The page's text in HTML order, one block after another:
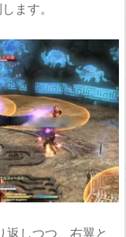
ます。
返しつつ、右翼と